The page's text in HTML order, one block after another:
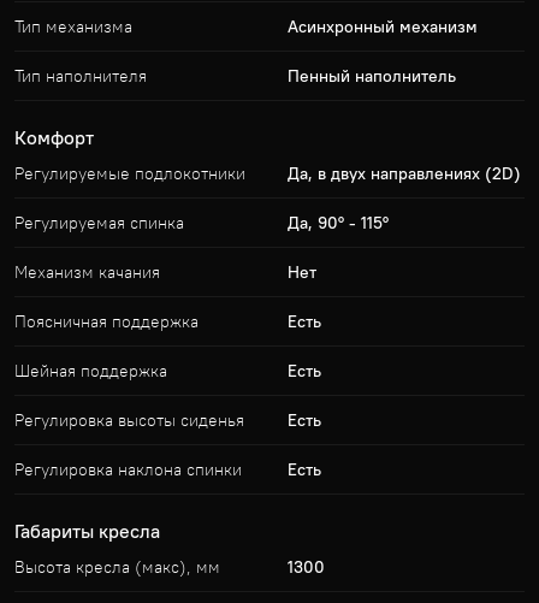
Тип механизма Асинхронный механизм
Тип наполнителя Пенный наполнитель
Комфорт
Регулируемые подлокотники Да, в двух направлениях (2D)
Регулируемая спинка Да, 90° - 115°
Механизм качания Нет
Поясничная поддержка Есть
Шейная поддержка Есть
Регулировка высоты сиденья Есть
Регулировка наклона спинки Есть
Габариты кресла
Высота кресла (макс), мм 1300